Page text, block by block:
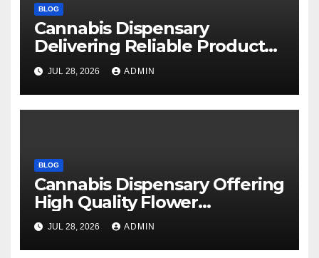
BLOG
Cannabis Dispensary
Delivering Reliable Products
Every Time
JUL 28, 2026 ADMIN
BLOG
Cannabis Dispensary Offering
High Quality Flower
Selections
JUL 28, 2026 ADMIN